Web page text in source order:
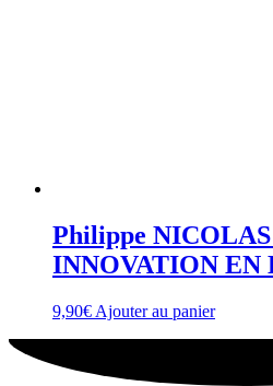
Philippe
INNOVATION EN
9,90€ Ajouter au panier